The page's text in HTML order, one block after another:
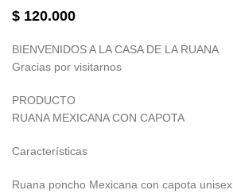
$ 120.000
BIENVENIDOS A LA CASA DE LA RUANA
Gracias por visitarnos
PRODUCTO
RUANA MEXICANA CON CAPOTA
Características
Ruana poncho Mexicana con capota unisex